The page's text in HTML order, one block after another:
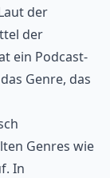
der
der
ein Podcast-
Genre, das
Genres wie
In